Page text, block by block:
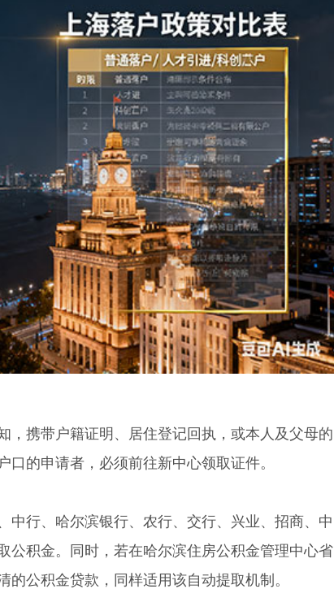
携带户籍证明、居住登记回执，或本人及父母的
的申请者，必须前往新中心领取证件。
行、哈尔滨银行、农行、交行、兴业、招商、中
公积金。同时，若在哈尔滨住房公积金管理中心省
公积金贷款，同样适用该自动提取机制。